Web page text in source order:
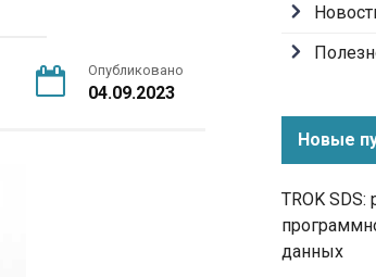
Опубликовано
04.09.2023
Новые
TROK
данных